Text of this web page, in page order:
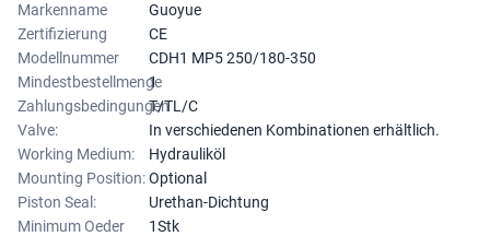
Markenname
Guoyue
Zertifizierung
CE
Modellnummer
CDH1 MP5 250/180-350
Mindestbestellmenge
1
ZahlungsbedingungenT/TL/C
Valve:
In verschiedenen Kombinationen erhältlich.
Working Medium:
Hydrauliköl
Mounting Position:Optional
Piston Seal:
Urethan-Dichtung
Minimum Oeder
1Stk